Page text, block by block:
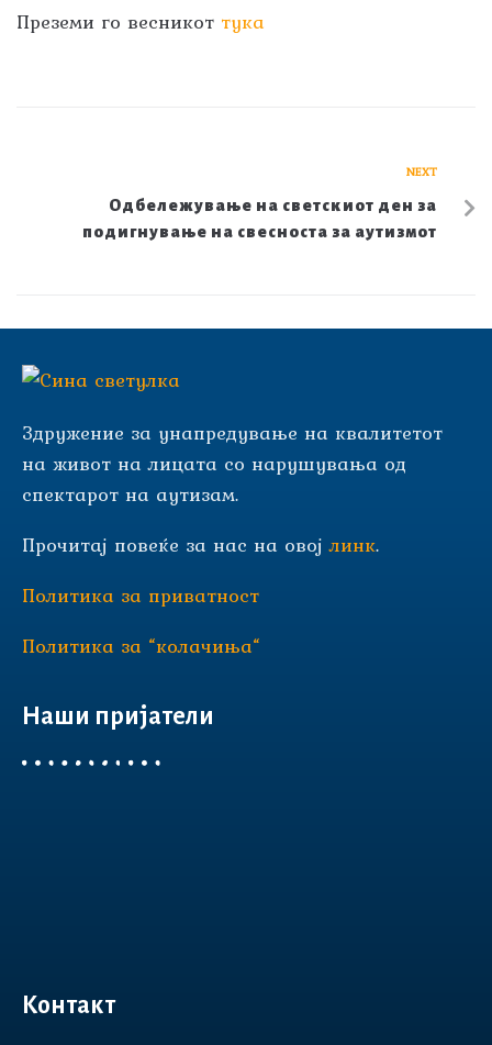
Преземи го весникот тука
NEXT
Oдбележување на светскиот ден за
подигнување на свесноста за аутизмот
Здружение за унапредување на квалитетот
на живот на лицата со нарушувања од
спектарот на аутизам.
Прочитај повеќе за нас на овојлинк.
Политика за приватност
Политика за “колачиња“
Наши пријатели
Контакт